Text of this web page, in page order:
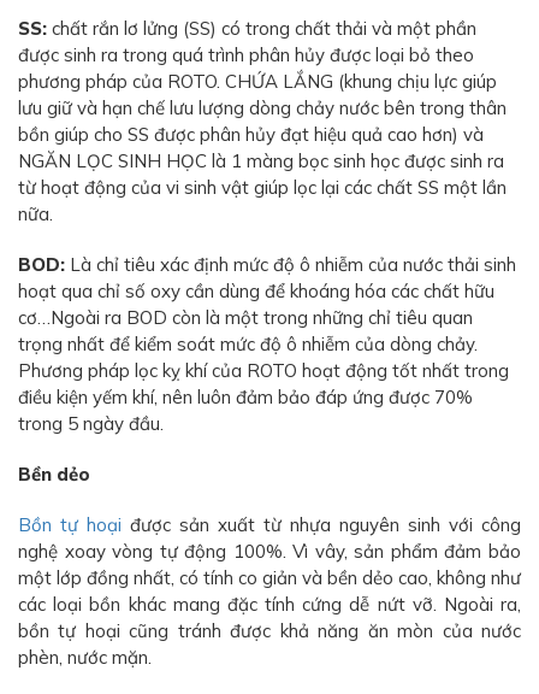
SS: chất rắn lơ lửng (SS) có trong chất thải và một phần
được sinh ra trong quá trình phân hủy được loại bỏ theo
phương pháp của ROTO. CHỨA LẮNG (khung chịu lực giúp
lưu giữ và hạn chế lưu lượng dòng chảy nước bên trong thân
bồn giúp cho SS được phân hủy đạt hiệu quả cao hơn) và
NGĂN LỌC SINH HỌC là 1 màng bọc sinh học được sinh ra
từ hoạt động của vi sinh vật giúp lọc lại các chất SS một lần
nữa.
BOD: Là chỉ tiêu xác định mức độ ô nhiễm của nước thải sinh
hoạt qua chỉ số oxy cần dùng để khoáng hóa các chất hữu
cơ…Ngoài ra BOD còn là một trong những chỉ tiêu quan
trọng nhất để kiểm soát mức độ ô nhiễm của dòng chảy.
Phương pháp lọc kỵ khí của ROTO hoạt động tốt nhất trong
điều kiện yếm khí, nên luôn đảm bảo đáp ứng được 70%
trong 5 ngày đầu.
Bền dẻo
Bồn tự hoại được sản xuất từ nhựa nguyên sinh với công
nghệ xoay vòng tự động 100%. Vì vây, sản phẩm đảm bảo
một lớp đồng nhất, có tính co giản và bền dẻo cao, không như
các loại bồn khác mang đặc tính cứng dễ nứt vỡ. Ngoài ra,
bồn tự hoại cũng tránh được khả năng ăn mòn của nước
phèn, nước mặn.